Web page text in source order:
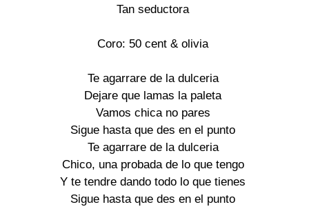
Tan seductora
Coro: 50 cent & olivia
Te agarrare de la dulceria
Dejare que lamas la paleta
Vamos chica no pares
Sigue hasta que des en el punto
Te agarrare de la dulceria
Chico, una probada de lo que tengo
Y te tendre dando todo lo que tienes
Sigue hasta que des en el punto